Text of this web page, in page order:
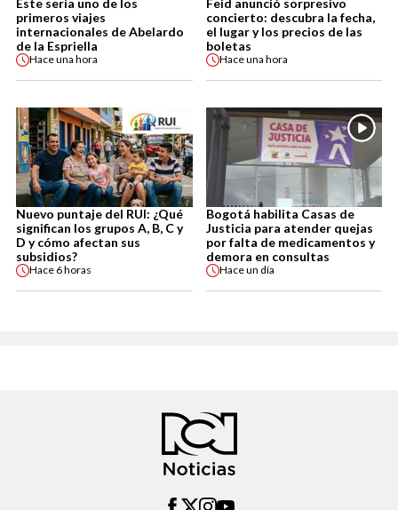
Este sería uno de los
primeros viajes
internacionales de Abelardo
de la Espriella
Haceuna hora
Feid anunció sorpresivo
concierto: descubra la fecha,
el lugar y los precios de las
boletas
Haceuna hora
Nuevo puntaje del RUI: ¿Qué
significan los grupos A, B, C y
D y cómo afectan sus
subsidios?
Hace 6 horas
Bogotá habilita Casas de
Justicia para atender quejas
por falta de medicamentos y
demora en consultas
Haceun día